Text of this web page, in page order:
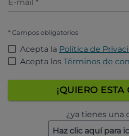
E-mail *
* Campos obligatorios
Acepta la Política de
Acepta los Términos de
¡QUIERO ESTA
¿ya tienes una
Haz clic aquí para